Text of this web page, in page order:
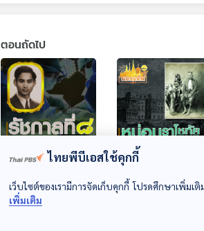
ตอนถัดไป
พัฒนาด้านการแพทย์
และการเกษตร
มองอดีต
หม่อมราโชทัย (หม่อม
ราชวงศ์ กระต่าย
ไทยพีบีเอสใช้คุกกี้
เว็บไซต์ของเรามีการจัดเก็บคุกกี้ โปรดศึกษาเพิ่ม
เพิ่มเติม